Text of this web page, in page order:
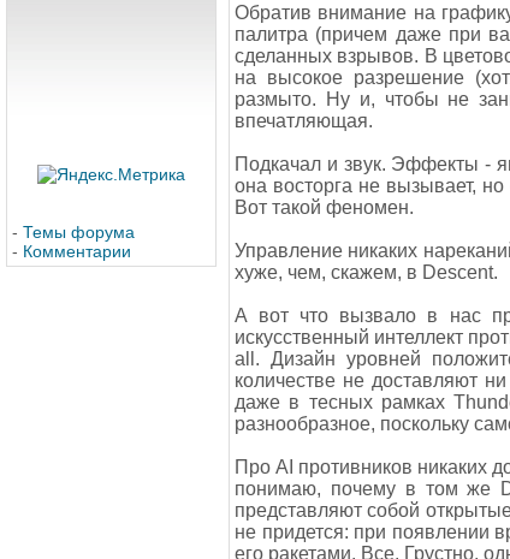
- Темы форума
- Комментарии
Обратив внимание на
палитра (причем даже при
сделанных взрывов. В
на высокое разрешение
размыто. Ну и, чтобы не
впечатляющая.
Подкачал и звук. Эффекты -
она восторга не вызывает,
Вот такой феномен.
Управление никаких
хуже, чем, скажем, в Descent.
А вот что вызвало в нас
искусственный интеллект
all. Дизайн уровней
количестве не доставляют
даже в тесных рамках
разнообразное, поскольку
Про AI противников никаких
понимаю, почему в том же
представляют собой
не придется: при появлении
его ракетами. Все. Грустно,